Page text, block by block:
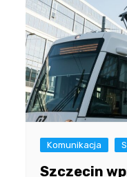
Komunikacja
Szczecin